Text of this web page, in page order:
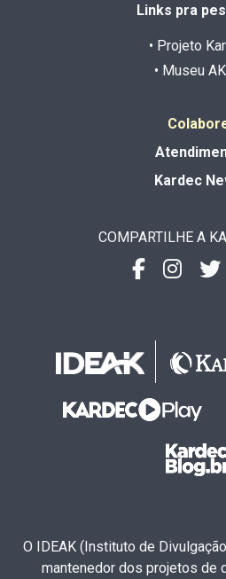
Links pra
• Projeto
• Museu
Kardec
COMPARTILHE A
O IDEAK (Instituto de
mantenedor dos projetos de